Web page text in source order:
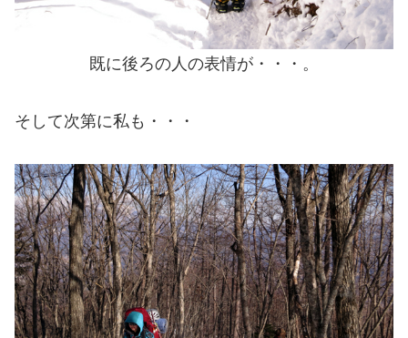
既に後ろの人の表情が・・・。
そして次第に私も・・・